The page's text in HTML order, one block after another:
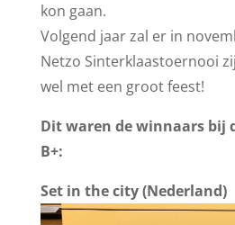
kon gaan.
Volgend jaar zal er in
Netzo Sinterklaastoernooi
wel met een groot feest!
Dit waren de winnaars bij
B+:
Set in the city (Nederland)